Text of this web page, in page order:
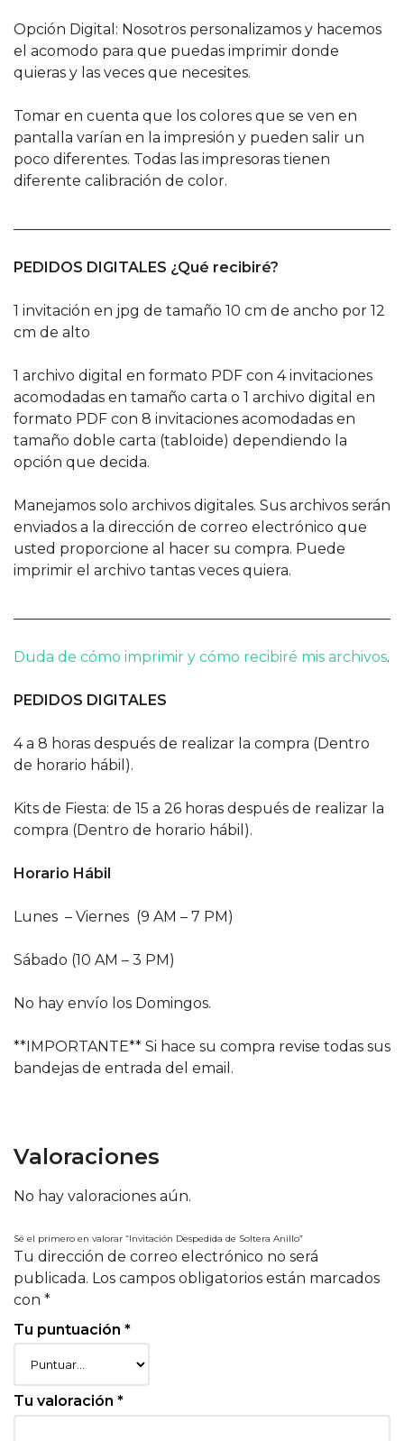
Opción Digital: Nosotros personalizamos y hacemos
el acomodo para que puedas imprimir donde
quieras y las veces que necesites.
Tomar en cuenta que los colores que se ven en
pantalla varían en la impresión y pueden salir un
poco diferentes. Todas las impresoras tienen
diferente calibración de color.
PEDIDOS DIGITALES ¿Qué recibiré?
1 invitación en jpg de tamaño 10 cm de ancho por 12
cm de alto
1 archivo digital en formato PDF con 4 invitaciones
acomodadas en tamaño carta o 1 archivo digital en
formato PDF con 8 invitaciones acomodadas en
tamaño doble carta (tabloide) dependiendo la
opción que decida.
Manejamos solo archivos digitales. Sus archivos serán
enviados a la dirección de correo electrónico que
usted proporcione al hacer su compra. Puede
imprimir el archivo tantas veces quiera.
Duda de cómo imprimir y cómo recibiré mis archivos.
PEDIDOS DIGITALES
4 a 8 horas después de realizar la compra (Dentro
de horario hábil).
Kits de Fiesta: de 15 a 26 horas después de realizar la
compra (Dentro de horario hábil).
Horario Hábil
Lunes – Viernes (9 AM – 7 PM)
Sábado (10 AM – 3 PM)
No hay envío los Domingos.
**IMPORTANTE** Si hace su compra revise todas sus
bandejas de entrada del email.
Valoraciones
No hay valoraciones aún.
Sé el primero en valorar “Invitación Despedida de Soltera Anillo”
Tu dirección de correo electrónico no será
publicada. Los campos obligatorios están marcados
con *
Tu puntuación *
Tu valoración *